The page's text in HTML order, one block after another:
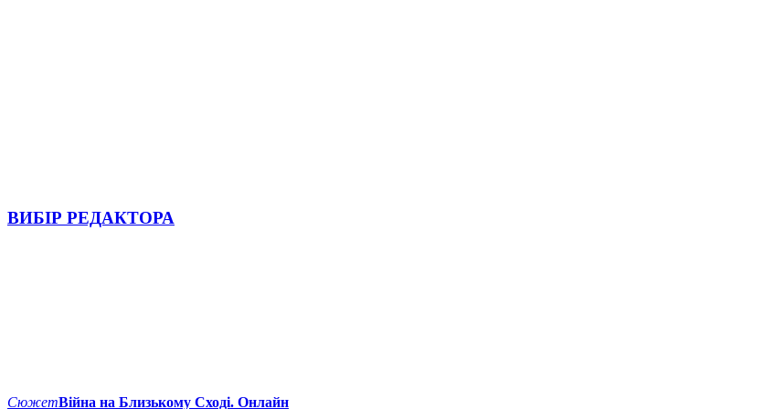
ВИБІР РЕДАКТОРА
СюжетВійна на Близькому Сході. Онлайн